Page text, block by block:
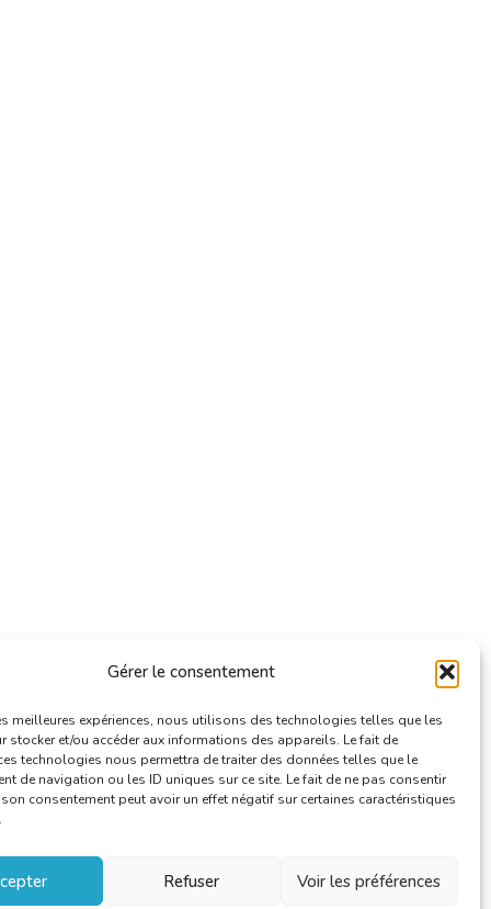
Gérer le consentement
meilleures expériences, nous utilisons des technologies telles que les
stocker et/ou accéder aux informations des appareils. Le fait de
technologies nous permettra de traiter des données telles que le
de navigation ou les ID uniques sur ce site. Le fait de ne pas consentir
consentement peut avoir un effet négatif sur certaines caractéristiques
Refuser Voir les préférences